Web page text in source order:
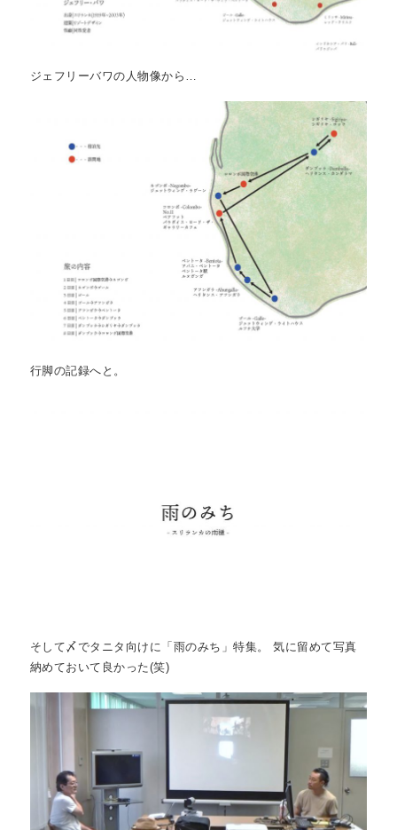
ジェフリーバワの人物像から…
行脚の記録へと。
そして〆でタニタ向けに「雨のみち」特集。 気に留めて写真
納めておいて良かった(笑)